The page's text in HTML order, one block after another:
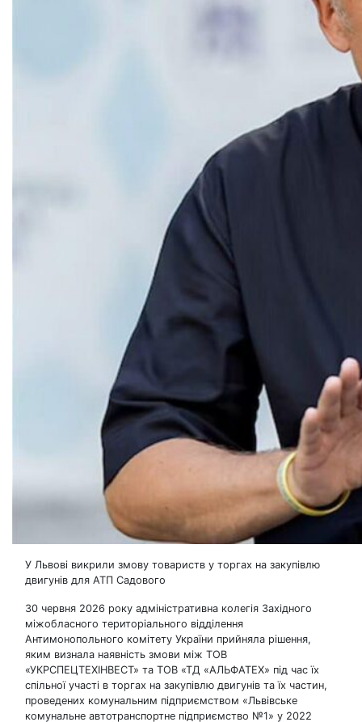
У Львові викрили змову товариств у торгах на закупівлю
двигунів для АТП Садового
30 червня 2026 року адміністративна колегія Західного
міжобласного територіального відділення
Антимонопольного комітету України прийняла рішення,
яким визнала наявність змови між ТОВ
«УКРСПЕЦТЕХІНВЕСТ» та ТОВ «ТД «АЛЬФАТЕХ» під час їх
спільної участі в торгах на закупівлю двигунів та їх частин,
проведених комунальним підприємством «Львівське
комунальне автотранспортне підприємство №1» у 2022